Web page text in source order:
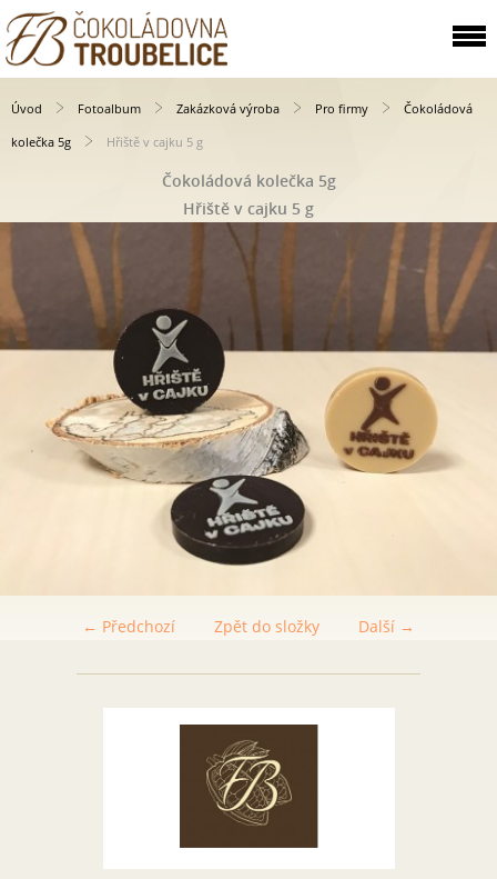
Úvod Fotoalbum Zakázková výroba Pro firmy
Čokoládová
kolečka 5g
Hřiště v cajku 5 g
Čokoládová kolečka 5g
Hřiště v cajku 5 g
← Předchozí Další →
Zpět do složky